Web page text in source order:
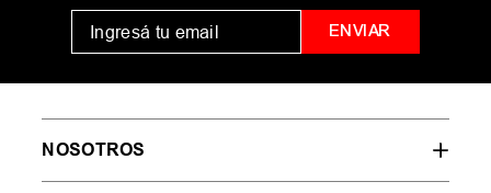
ENVIAR
NOSOTROS